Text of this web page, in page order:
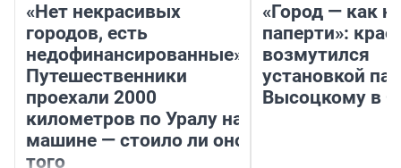
«Нет некрасивых
городов, есть
недофинансированные».
Путешественники
проехали 2000
километров по Уралу на
машине — стоило ли оно
того
«Город — как
паперти»:
возмутился
установкой
Высоцкому в